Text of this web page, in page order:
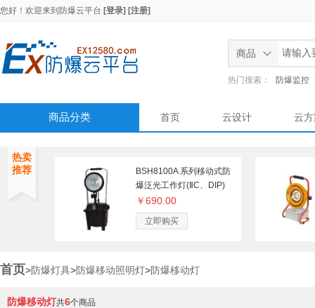
您好！欢迎来到 防爆云平台 [登录] [注册]
商品
热门搜索： 防爆监控
商品分类 首页 云设计 云
热卖
推荐
BSH8100A 系列移动式防
爆泛光工作灯(ⅡC、DIP)
防爆移动灯
￥690.00
立即购买
首页>防爆灯具>防爆移动照明灯>防爆移动灯
防爆移动灯共6个商品